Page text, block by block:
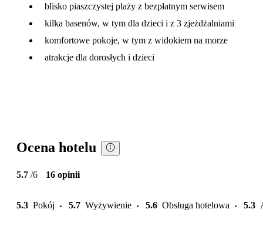
blisko piaszczystej plaży z bezpłatnym serwisem
kilka basenów, w tym dla dzieci i z 3 zjeżdżalniami
komfortowe pokoje, w tym z widokiem na morze
atrakcje dla dorosłych i dzieci
Ocena hotelu
5.7 /6 16 opinii
5.3 Pokój 5.7 Wyżywienie 5.6 Obsługa hotelowa 5.3